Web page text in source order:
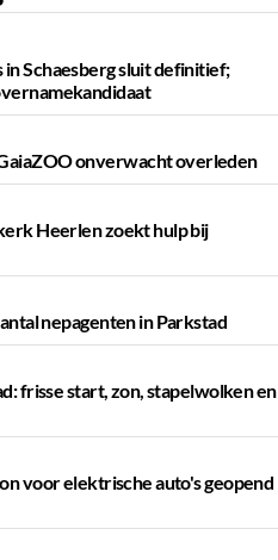
Schaesberg sluit definitief;
onverwacht overleden
Heerlen zoekt hulp bij
nepagenten in Parkstad
frisse start, zon, stapelwolken en
voor elektrische auto's geopend